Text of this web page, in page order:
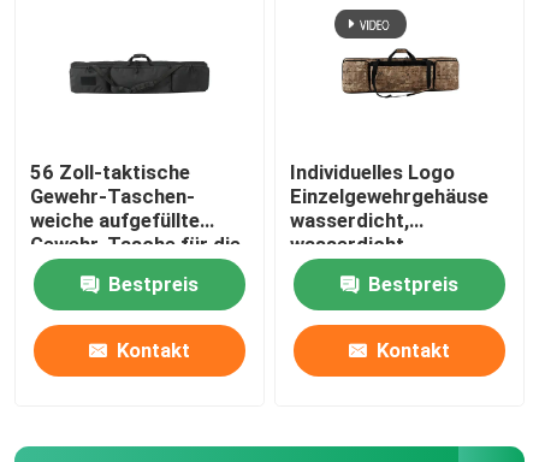
Militärischer taktischer Rucksack
Pistolen-Gewehr-Tasche
Tarnung, die Rucksack jagt
56 Zoll-taktische
Gewehr-Taschen-
weiche aufgefüllte
Gewehr-Tasche für die
schießende Jagd
Bestpreis
Kontakt
Individuelles Logo
Einzelgewehrgehäuse
wasserdicht,
wasserdicht,
Staubdicht
Bestpreis
Kontakt